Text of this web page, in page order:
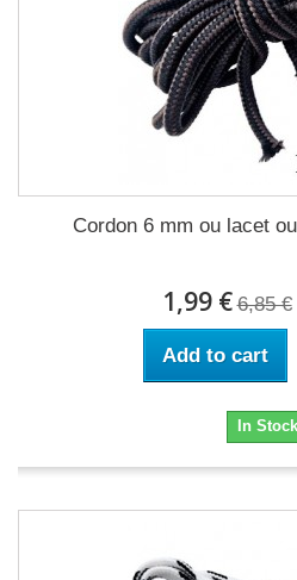
Cordon 6 mm ou lacet
1,99 € 6,85 €
Add to cart
In Stock